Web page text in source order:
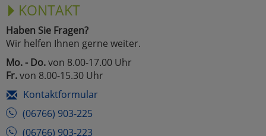
KONTAKT
Haben Sie Fragen?
Wir helfen Ihnen gerne weiter.
Mo. - Do.von 8.00-17.00 Uhr
Fr.von 8.00-15.30 Uhr
Kontaktformular
(06766) 903-225
(06766) 903-223
Alle Akzeptieren
Cookies
Einstellungen speichern